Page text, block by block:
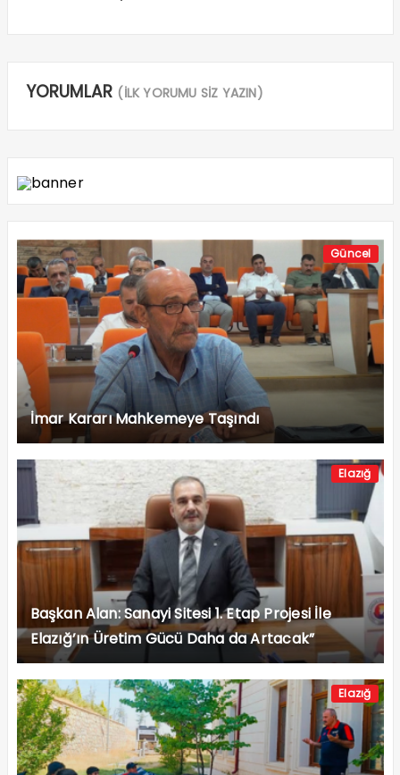
YORUMLAR (İLK YORUMU SİZ YAZIN)
Güncel
İmar Kararı Mahkemeye Taşındı
Elazığ
Başkan Alan: Sanayi Sitesi 1. Etap Projesi İle
Elazığ’ın Üretim Gücü Daha da Artacak”
Elazığ